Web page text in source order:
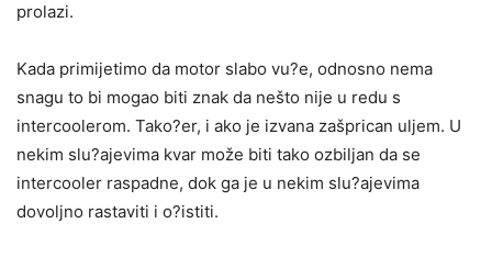
prolazi.
Kada primijetimo da motor slabo vu?e, odnosno nema
snagu to bi mogao biti znak da nešto nije u redu s
intercoolerom. Tako?er, i ako je izvana zašprican uljem. U
nekim slu?ajevima kvar može biti tako ozbiljan da se
intercooler raspadne, dok ga je u nekim slu?ajevima
dovoljno rastaviti i o?istiti.